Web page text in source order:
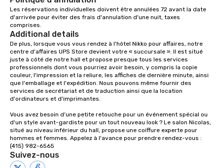
office, hotel or
Les réservations individuelles doivent être annulées 72 avant la date
d'arrivée pour éviter des frais d'annulation d'une nuit, taxes
comprises.
Additional details
De plus, lorsque vous vous rendez à l'hôtel Nikko pour affaires, notre
centre d'affaires UPS Store devient votre « succursale ». Il est situé
juste à côté de notre hall et propose presque tous les services
professionnels dont vous pourriez avoir besoin, y compris la copie
couleur, l'impression et la reliure, les affiches de dernière minute, ainsi
que l'emballage et l'expédition. Nous pouvons même fournir des
services de secrétariat et de traduction ainsi que la location
d'ordinateurs et d'imprimantes.
Vous avez besoin d'une petite retouche pour un événement spécial ou
d'un style avant-gardiste pour un tout nouveau look ? Le salon Nicolas,
situé au niveau inférieur du hall, propose une coiffure experte pour
hommes et femmes. Appelez à l'avance pour prendre rendez-vous :
(415) 982-6565
Suivez-nous